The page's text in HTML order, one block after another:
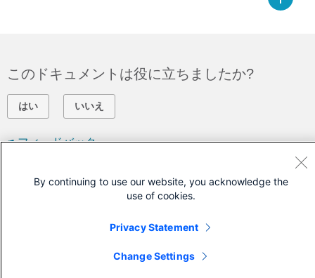
このドキュメントは役に立ちましたか?
はい いいえ
フィードバック
シスコに問い合わせ
シスコ サービス契約が必要です。)
By continuing to use our website, you acknowledge the
use of cookies.
Privacy Statement
Change Settings